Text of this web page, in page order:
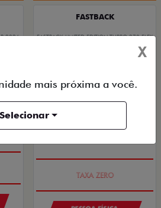
2026
FASTBACK
FASTBACK LIMITED EDITION TURBO 270 FLEX
X
mais próxima a você.
Selecionar